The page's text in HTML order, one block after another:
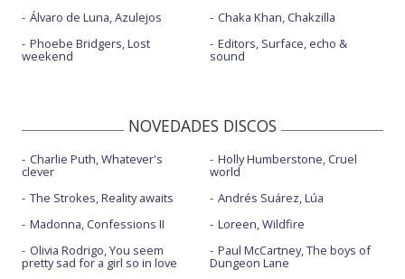
Álvaro de Luna, Azulejos
Phoebe Bridgers, Lost
weekend
Chaka Khan, Chakzilla
Editors, Surface, echo &
sound
NOVEDADES DISCOS
Charlie Puth, Whatever's
clever
The Strokes, Reality awaits
Madonna, Confessions II
Olivia Rodrigo, You seem
pretty sad for a girl so in love
Holly Humberstone, Cruel
world
Andrés Suárez, Lúa
Loreen, Wildfire
Paul McCartney, The boys of
Dungeon Lane